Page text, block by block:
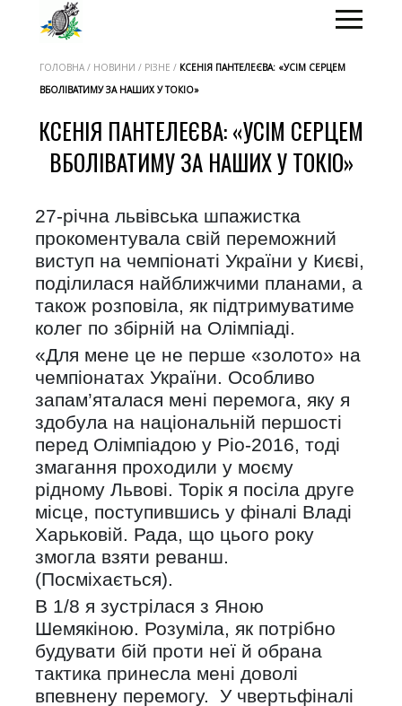
ГОЛОВНА / НОВИНИ / РІЗНЕ / КСЕНІЯ ПАНТЕЛЕЄВА: «УСІМ СЕРЦЕМ
ВБОЛІВАТИМУ ЗА НАШИХ У ТОКІО»
КСЕНІЯ ПАНТЕЛЕЄВА: «УСІМ СЕРЦЕМ
ВБОЛІВАТИМУ ЗА НАШИХ У ТОКІО»
27-річна львівська шпажистка
прокоментувала свій переможний
виступ на чемпіонаті України у Києві,
поділилася найближчими планами, а
також розповіла, як підтримуватиме
колег по збірній на Олімпіаді.
«Для мене це не перше «золото» на
чемпіонатах України. Особливо
запам’яталася мені перемога, яку я
здобула на національній першості
перед Олімпіадою у Ріо-2016, тоді
змагання проходили у моєму
рідному Львові. Торік я посіла друге
місце, поступившись у фіналі Владі
Харьковій. Рада, що цього року
змогла взяти реванш.
(Посміхається).
В 1/8 я зустрілася з Яною
Шемякіною. Розуміла, як потрібно
будувати бій проти неї й обрана
тактика принесла мені доволі
впевнену перемогу. У чвертьфіналі